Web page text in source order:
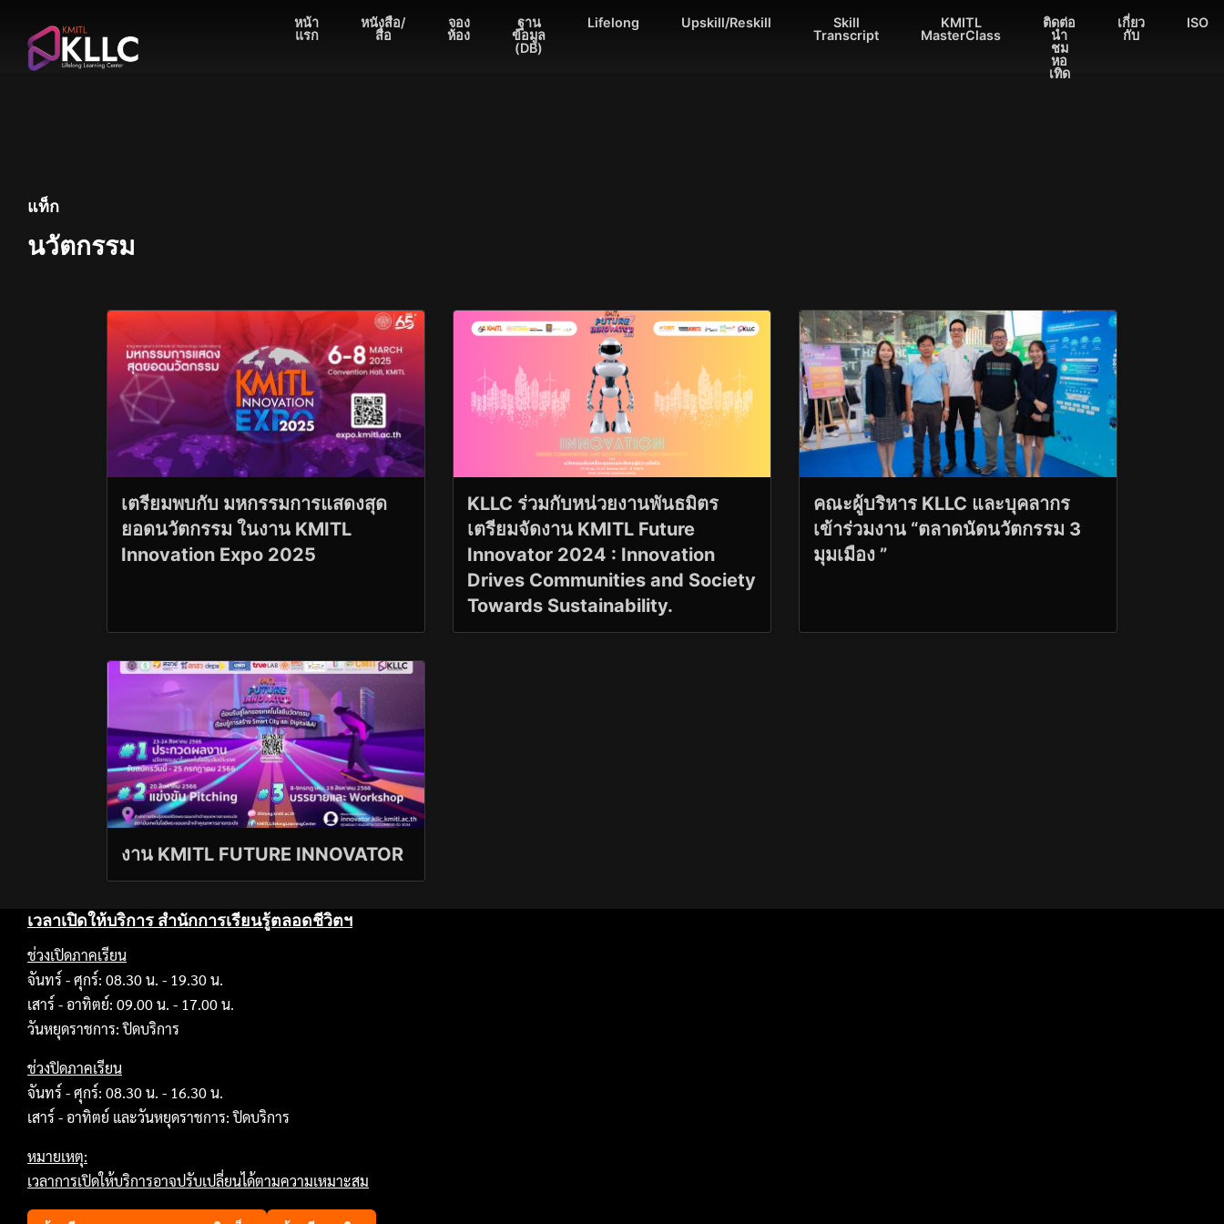
content
หน้า
แรก
หนังสือ/
สื่อ
จอง
ห้อง
ฐาน
ข้อมูล
(DB)
Lifelong Upskill/Reskill
Skill
Transcript
KMITL
MasterClass
ติดต่อ
นำ
ชม
หอ
เทิด
เกี่ยว
กับ
ISO
แท็ก
นวัตกรรม
เตรียมพบกับ มหกรรมการแสดงสุด
ยอดนวัตกรรม ในงาน KMITL
Innovation Expo 2025
KLLC ร่วมกับหน่วยงานพันธมิตร
เตรียมจัดงาน KMITL Future
Innovator 2024 : Innovation
Drives Communities and Society
Towards Sustainability.
คณะผู้บริหาร KLLC และบุคลากร
เข้าร่วมงาน “ตลาดนัดนวัตกรรม 3
มุมเมือง ”
งาน KMITL FUTURE INNOVATOR
เวลาเปิดให้บริการ สำนักการเรียนรู้ตลอดชีวิตฯ
ช่วงเปิดภาคเรียน
จันทร์ - ศุกร์: 08.30 น. - 19.30 น.
เสาร์ - อาทิตย์: 09.00 น. - 17.00 น.
วันหยุดราชการ: ปิดบริการ
ช่วงปิดภาคเรียน
จันทร์ - ศุกร์: 08.30 น. - 16.30 น.
เสาร์ - อาทิตย์ และวันหยุดราชการ: ปิดบริการ
หมายเหตุ:
เวลาการเปิดให้บริการอาจปรับเปลี่ยนได้ตามความเหมาะสม